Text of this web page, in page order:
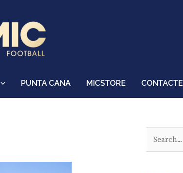
PUNTA CANA MICSTORE CONTACTE